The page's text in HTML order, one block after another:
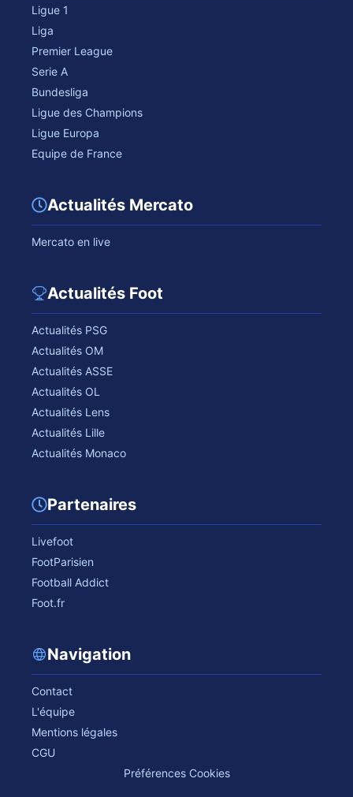
Ligue 1
Liga
Premier League
Serie A
Bundesliga
Ligue des Champions
Ligue Europa
Equipe de France
Actualités Mercato
Mercato en live
Actualités Foot
Actualités PSG
Actualités OM
Actualités ASSE
Actualités OL
Actualités Lens
Actualités Lille
Actualités Monaco
Partenaires
Livefoot
FootParisien
Football Addict
Foot.fr
Navigation
Contact
L'équipe
Mentions légales
CGU
Préférences Cookies